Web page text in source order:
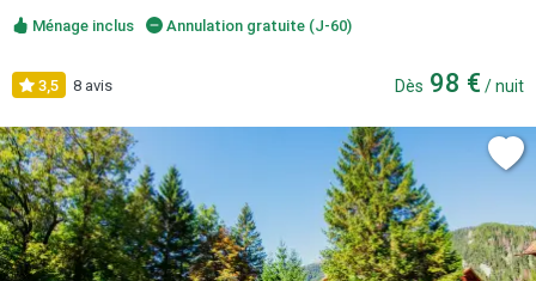
Ménage inclus Annulation gratuite (J-60)
3,5 8 avis Dès 98 € / nuit